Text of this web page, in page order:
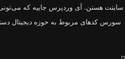
سایتت هستن. آی وردپرس جاییه که می‌تونی
سورس‌ کدهای مربوط به حوزه دیجیتال